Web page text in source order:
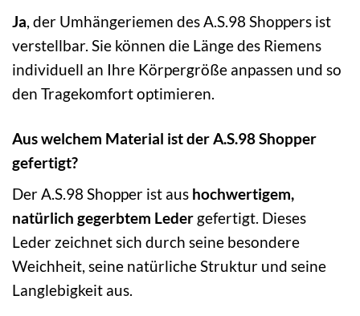
Ja, der Umhängeriemen des A.S.98 Shoppers ist
verstellbar. Sie können die Länge des Riemens
individuell an Ihre Körpergröße anpassen und so
den Tragekomfort optimieren.
Aus welchem Material ist der A.S.98 Shopper
gefertigt?
Der A.S.98 Shopper ist aus hochwertigem,
natürlich gegerbtem Leder gefertigt. Dieses
Leder zeichnet sich durch seine besondere
Weichheit, seine natürliche Struktur und seine
Langlebigkeit aus.